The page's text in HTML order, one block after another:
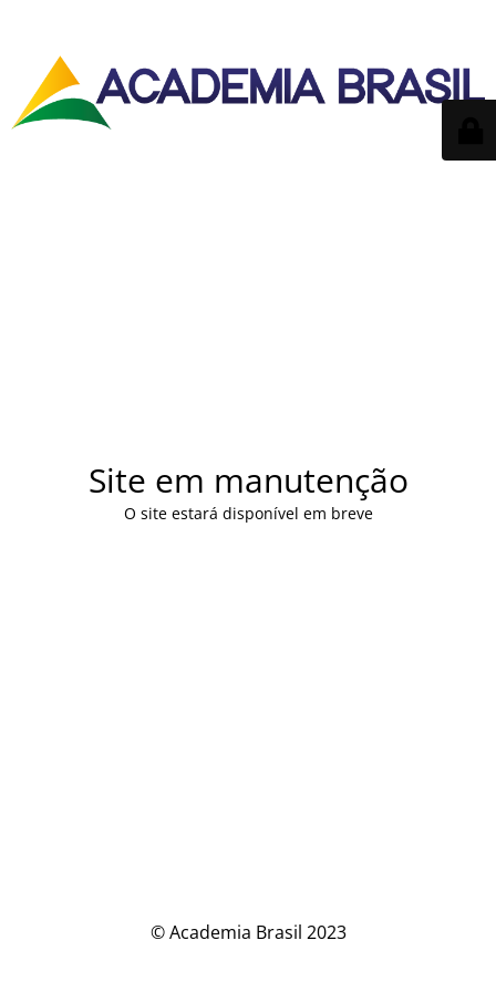
Site em manutenção
O site estará disponível em breve
© Academia Brasil 2023